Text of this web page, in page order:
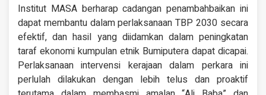
Institut MASA berharap cadangan penambahbaikan ini
dapat membantu dalam perlaksanaan TBP 2030 secara
efektif, dan hasil yang diidamkan dalam peningkatan
taraf ekonomi kumpulan etnik Bumiputera dapat dicapai.
Perlaksanaan intervensi kerajaan dalam perkara ini
perlulah dilakukan dengan lebih telus dan proaktif